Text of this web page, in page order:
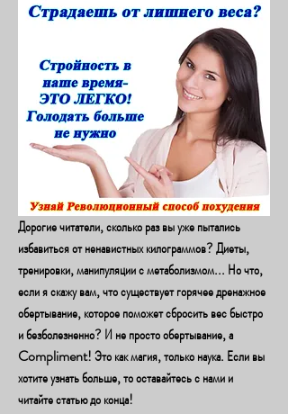
Дорогие читатели, сколько раз вы уже пытались
избавиться от ненавистных килограммов? Диеты,
тренировки, манипуляции с метаболизмом... Но что,
если я скажу вам, что существует горячее дренажное
обертывание, которое поможет сбросить вес быстро
и безболезненно? И не просто обертывание, а
Compliment! Это как магия, только наука. Если вы
хотите узнать больше, то оставайтесь с нами и
читайте статью до конца!